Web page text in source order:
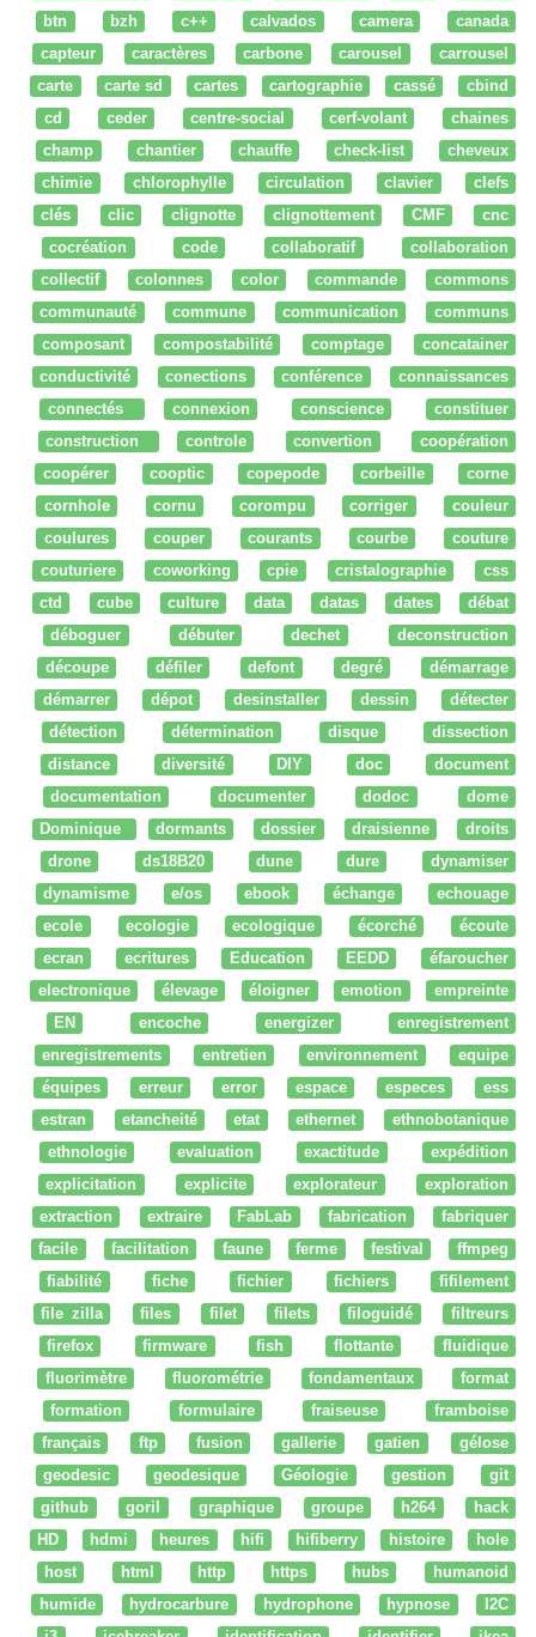
btn
bzh c++ calvados camera
canada
capteur
caractères carbone carousel
carrousel
carte
carte sd cartes cartographie cassé
cbind
cd
ceder centre-social cerf-volant
chaines
champ
chantier chauffe check-list
cheveux
chimie
chlorophylle circulation clavier
clefs
clés
clic clignotte clignottement CMF
cnc
cocréation
code collaboratif
collaboration
collectif
colonnes color commande
commons
communauté
commune communication
communs
composant
compostabilité comptage
concatainer
conductivité
conections conférence
connaissances
connectés
connexion conscience
constituer
construction
controle convertion
coopération
coopérer
cooptic copepode corbeille
corne
cornhole
cornu corompu corriger
couleur
coulures
couper courants courbe
couture
couturiere
coworking cpie cristalographie
css
ctd
cube culture data datas dates
débat
déboguer
débuter dechet
deconstruction
découpe
défiler defont degré
démarrage
démarrer
dépot desinstaller dessin
détecter
détection
détermination disque
dissection
distance
diversité DIY doc
document
documentation
documenter dodoc
dome
Dominique
dormants dossier draisienne
droits
drone
ds18B20 dune dure
dynamiser
dynamisme
e/os ebook échange
echouage
ecole
ecologie ecologique écorché
écoute
ecran
ecritures Education EEDD
éfaroucher
electronique
élevage éloigner emotion
empreinte
EN
encoche energizer
enregistrement
enregistrements
entretien environnement
equipe
équipes
erreur error espace especes
ess
estran
etancheité etat ethernet
ethnobotanique
ethnologie
evaluation exactitude
expédition
explicitation
explicite explorateur
exploration
extraction
extraire FabLab fabrication
fabriquer
facile
facilitation faune ferme festival
ffmpeg
fiabilité
fiche fichier fichiers
fifilement
file zilla
files filet filets filoguidé
filtreurs
firefox
firmware fish flottante
fluidique
fluorimètre
fluorométrie fondamentaux
format
formation
formulaire fraiseuse
framboise
français
ftp fusion gallerie gatien
gélose
geodesic
geodesique Géologie gestion
git
github
goril graphique groupe h264
hack
HD
hdmi heures hifi hifiberry histoire
hole
host
html http https hubs
humanoid
humide
hydrocarbure hydrophone hypnose
I2C